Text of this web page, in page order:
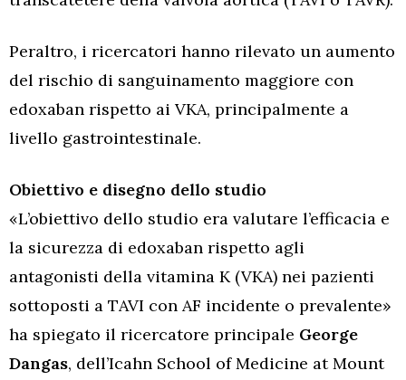
Peraltro, i ricercatori hanno rilevato un aumento
del rischio di sanguinamento maggiore con
edoxaban rispetto ai VKA, principalmente a
livello gastrointestinale.
Obiettivo e disegno dello studio
«L’obiettivo dello studio era valutare l’efficacia e
la sicurezza di edoxaban rispetto agli
antagonisti della vitamina K (VKA) nei pazienti
sottoposti a TAVI con AF incidente o prevalente»
ha spiegato il ricercatore principale George
Dangas, dell’Icahn School of Medicine at Mount